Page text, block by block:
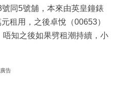
同5號舖，本來由英皇鐘錶
租用，之後卓悅（00653）
知之後如果劈租潮持續，小
廣告